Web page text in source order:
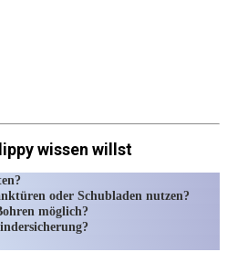
wissen willst
oder Schubladen nutzen?
möglich?